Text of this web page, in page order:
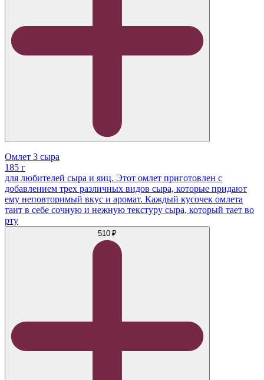
Омлет 3 сыра
185 г
для любителей сыра и яиц. Этот омлет приготовлен с
добавлением трех различных видов сыра, которые придают
ему неповторимый вкус и аромат. Каждый кусочек омлета
таит в себе сочную и нежную текстуру сыра, который тает во
рту
510 ₽